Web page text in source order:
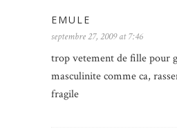
EMULE
septembre 27, 2009 at 7:46
trop vetement de fille pour
masculinite comme ca,
fragile